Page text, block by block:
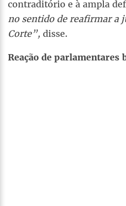
contraditório e à ampla
no sentido de reafirmar a
Corte”, disse.
Reação de parlamentares